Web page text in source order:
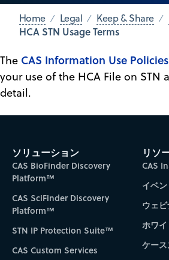
Home Legal Keep & Share
HCA STN Usage Terms
The CAS Information Use Policies
your use of the HCA File on STN
detail.
ソリューション
CAS BioFinder Discovery
Platform™
CAS SciFinder Discovery
Platform™
STN IP Protection Suite™
CAS Custom Services
リソ
CAS
イベン
ウェ
ホワ
ケー